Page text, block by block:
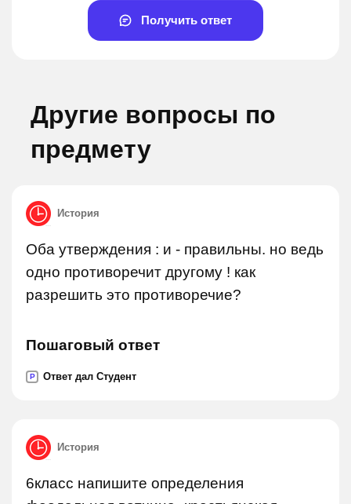
Получить ответ
Другие вопросы по
предмету
История
Оба утверждения : и - правильны. но ведь
одно противоречит другому ! как
разрешить это противоречие?
Пошаговый ответ
P Ответ дал Студент
История
6класс напишите определения